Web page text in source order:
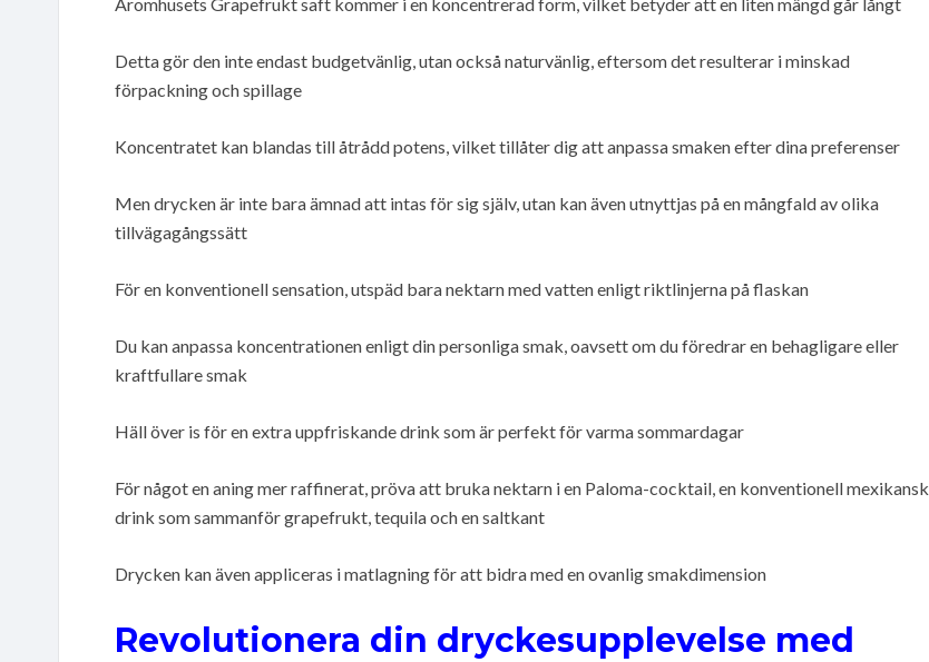
Detta gör den inte endast budgetvänlig, utan också naturvänlig, eftersom det resulterar i minskad
förpackning och spillage
Koncentratet kan blandas till åtrådd potens, vilket tillåter dig att anpassa smaken efter dina preferenser
Men drycken är inte bara ämnad att intas för sig själv, utan kan även utnyttjas på en mångfald av olika
tillvägagångssätt
För en konventionell sensation, utspäd bara nektarn med vatten enligt riktlinjerna på flaskan
Du kan anpassa koncentrationen enligt din personliga smak, oavsett om du föredrar en behagligare eller
kraftfullare smak
Häll över is för en extra uppfriskande drink som är perfekt för varma sommardagar
För något en aning mer raffinerat, pröva att bruka nektarn i en Paloma-cocktail, en konventionell mexikansk
drink som sammanför grapefrukt, tequila och en saltkant
Drycken kan även appliceras i matlagning för att bidra med en ovanlig smakdimension
Revolutionera din dryckesupplevelse med